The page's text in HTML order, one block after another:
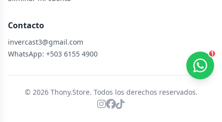
Contacto
invercast3@gmail.com
WhatsApp: +503 6155 4900
© 2026 Thony.Store. Todos los derechos reservados.
1